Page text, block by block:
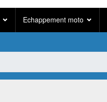
Echappement moto